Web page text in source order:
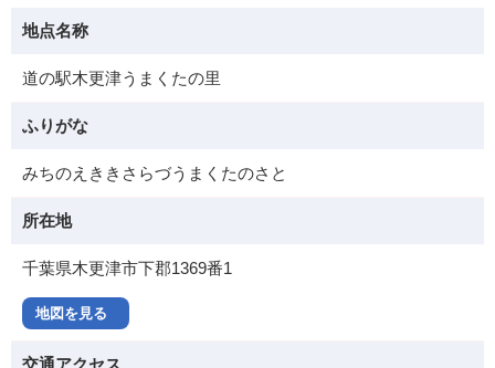
地点名称
道の駅木更津うまくたの里
ふりがな
みちのえききさらづうまくたのさと
所在地
千葉県木更津市下郡1369番1
地図を見る
交通アクセス